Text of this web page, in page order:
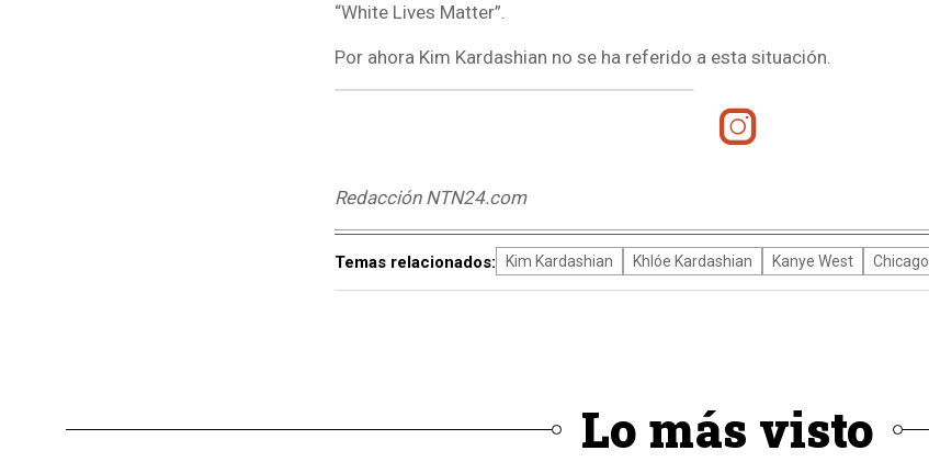
“White Lives Matter”.
Por ahora Kim Kardashian no se ha referido a esta situación.
Redacción NTN24.com
Temas relacionados: Kim Kardashian Khlóe Kardashian Kanye West Chicago
Lo más visto